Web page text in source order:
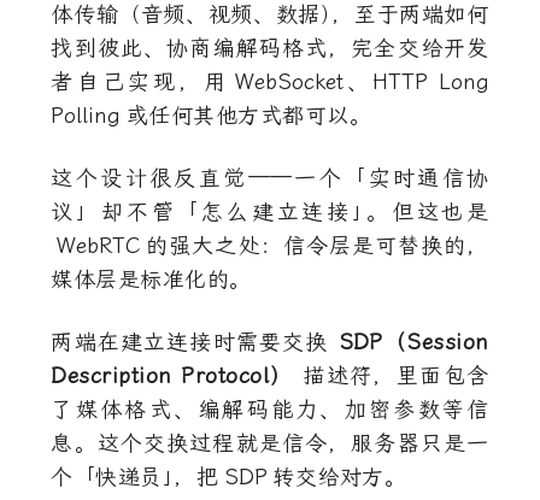
体传输（音频、视频、数据），至于两端如何
找到彼此、协商编解码格式，完全交给开发
者自己实现，用 WebSocket、 HTTP Long
Polling 或任何其他方式都可以。
这个设计很反直觉——一个「实时通信协
议」却不管「怎么建立连接 」。但这也是
WebRTC 的强大之处：信令层是可替换的，
媒体层是标准化的。
两端在建立连接时需要交换 SDP （Session
Description Protocol）
描述符，里面包含
了媒体格式、编解码能力、加密参数等信
息。这个交换过程就是信令，服务器只是一
个「快递员 」，把 SDP 转交给对方。